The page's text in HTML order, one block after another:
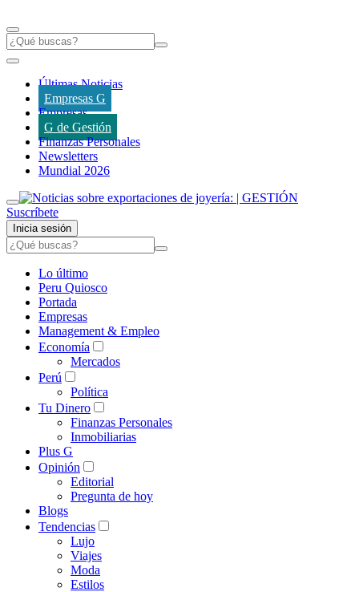
Últimas Noticias
Empresas G
Empresas
G de Gestión
Finanzas Personales
Newsletters
Mundial 2026
Suscríbete
Inicia sesión
Lo último
Peru Quiosco
Portada
Empresas
Management & Empleo
Economía
Mercados
Perú
Política
Tu Dinero
Finanzas Personales
Inmobiliarias
Plus G
Opinión
Editorial
Pregunta de hoy
Blogs
Tendencias
Lujo
Viajes
Moda
Estilos